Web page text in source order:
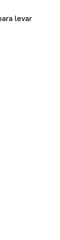
levar